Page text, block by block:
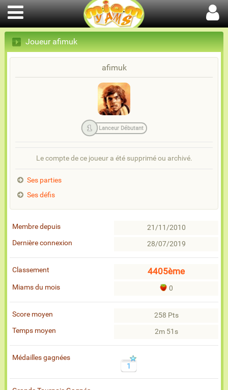
Joueur afimuk
afimuk
1 Lanceur Débutant
Le compte de ce joueur a été supprimé ou archivé.
Ses parties
Ses défis
Membre depuis
21/11/2010
Dernière connexion
28/07/2019
Classement 4405ème
Miams du mois 0
Score moyen
258 Pts
Temps moyen
2m 51s
Médailles gagnées
1